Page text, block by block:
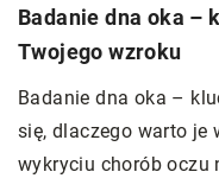
Badanie dna oka –
Twojego wzroku
Badanie dna oka –
się, dlaczego warto je
wykryciu chorób oczu